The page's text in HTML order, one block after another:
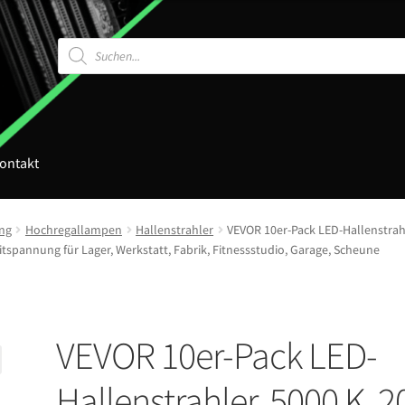
Products
search
Hochregallampen Hallenstrahler
VEVOR 10er-Pack LED-
für Lager, Werkstatt, Fabrik, Fitnessstudio, Garage, Scheune
VEVOR 10er-Pack LED-